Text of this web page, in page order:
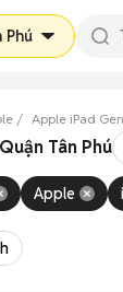
Phú
Apple iPad
Tân Phú
Apple